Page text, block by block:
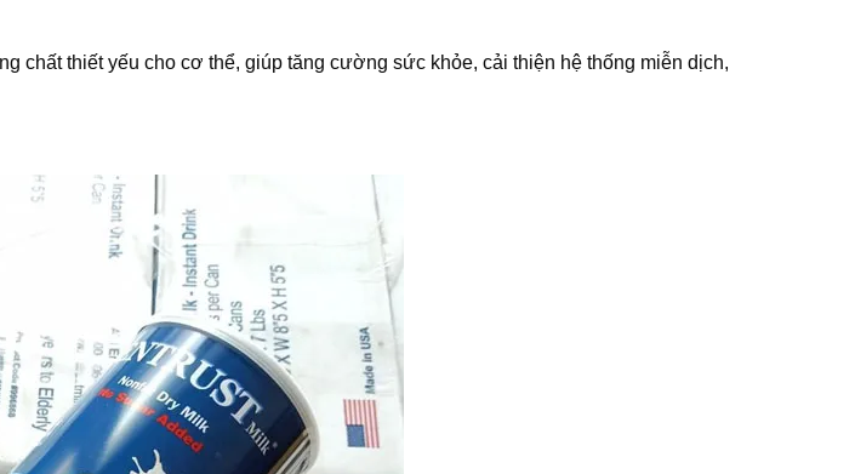
chất thiết yếu cho cơ thể, giúp tăng cường sức khỏe, cải thiện hệ thống miễn dịch,